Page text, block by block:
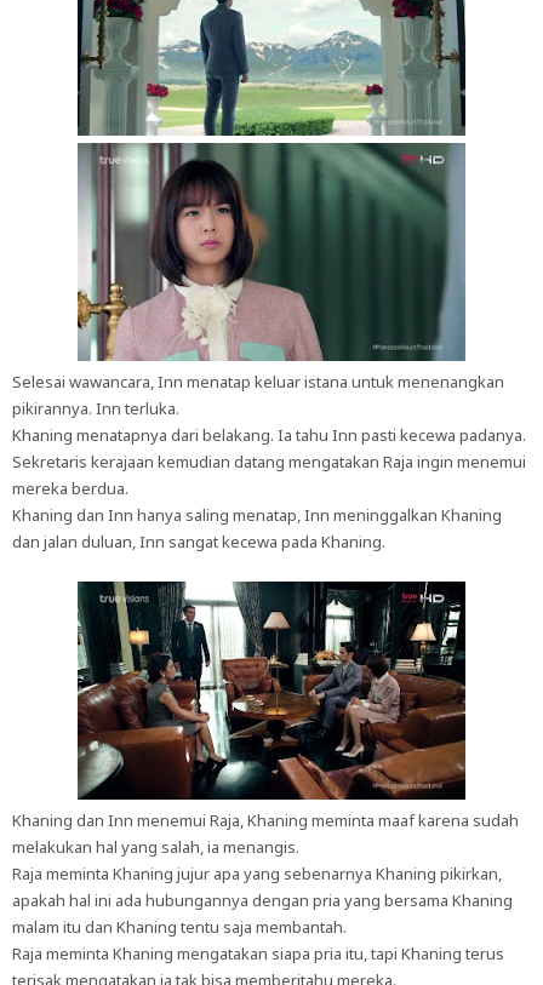
Selesai wawancara, Inn menatap keluar istana untuk menenangkan
pikirannya. Inn terluka.
Khaning menatapnya dari belakang. Ia tahu Inn pasti kecewa padanya.
Sekretaris kerajaan kemudian datang mengatakan Raja ingin menemui
mereka berdua.
Khaning dan Inn hanya saling menatap, Inn meninggalkan Khaning
dan jalan duluan, Inn sangat kecewa pada Khaning.
Khaning dan Inn menemui Raja, Khaning meminta maaf karena sudah
melakukan hal yang salah, ia menangis.
Raja meminta Khaning jujur apa yang sebenarnya Khaning pikirkan,
apakah hal ini ada hubungannya dengan pria yang bersama Khaning
malam itu dan Khaning tentu saja membantah.
Raja meminta Khaning mengatakan siapa pria itu, tapi Khaning terus
terisak mengatakan ia tak bisa memberitahu mereka.